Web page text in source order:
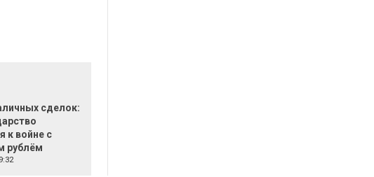
сделок:
к войне с
рублём